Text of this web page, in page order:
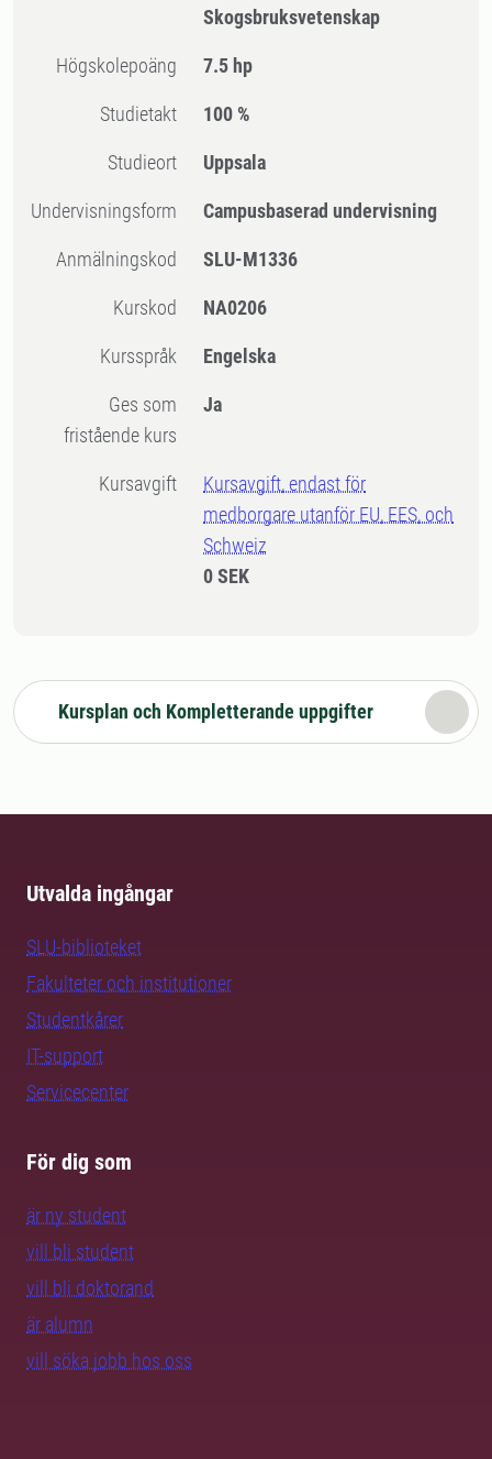
Skogsbruksvetenskap
högskolepoäng 7.5 hp
Studietakt 100 %
Studieort Uppsala
Undervisningsform Campusbaserad undervisning
Anmälningskod SLU-M1336
Kurskod NA0206
Kursspråk Engelska
Ges som
fristående kurs
Ja
Kursavgift
Kursavgift, endast för
medborgare utanför EU, EES, och
Schweiz
0 SEK
Kursplan och Kompletterande uppgifter
Utvalda ingångar
SLU-biblioteket
Fakulteter och institutioner
Studentkårer
IT-support
Servicecenter
För dig som
är ny student
vill bli student
vill bli doktorand
är alumn
vill söka jobb hos oss